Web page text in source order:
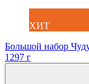
ХИТ
Большой набор
1297 г